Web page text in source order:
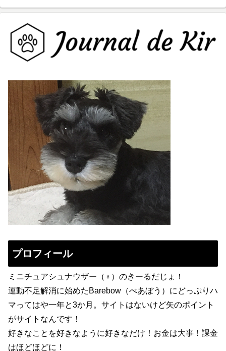
プロフィール
ミニチュアシュナウザー（♀）のきーるだじょ！
運動不足解消に始めたBarebow（べあぼう）にどっぷりハ
マってはや一年と3か月。サイトはないけど矢のポイント
がサイトなんです！
好きなことを好きなように好きなだけ！お金は大事！課金
はほどほどに！